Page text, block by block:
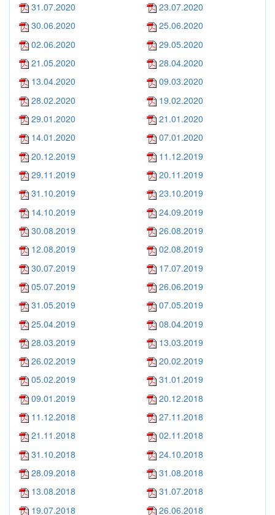
31.07.2020
23.07.2020
30.06.2020
25.06.2020
02.06.2020
29.05.2020
21.05.2020
28.04.2020
13.04.2020
09.03.2020
28.02.2020
19.02.2020
29.01.2020
21.01.2020
14.01.2020
07.01.2020
20.12.2019
11.12.2019
29.11.2019
20.11.2019
31.10.2019
23.10.2019
14.10.2019
24.09.2019
30.08.2019
26.08.2019
12.08.2019
02.08.2019
30.07.2019
17.07.2019
05.07.2019
26.06.2019
31.05.2019
07.05.2019
25.04.2019
08.04.2019
28.03.2019
13.03.2019
26.02.2019
20.02.2019
05.02.2019
31.01.2019
09.01.2019
20.12.2018
11.12.2018
27.11.2018
21.11.2018
02.11.2018
31.10.2018
24.10.2018
28.09.2018
31.08.2018
13.08.2018
31.07.2018
19.07.2018
26.06.2018